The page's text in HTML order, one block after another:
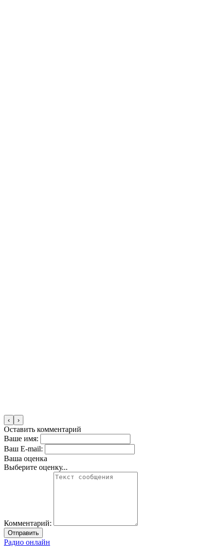
‹ ›
Оставить комментарий
Ваше имя:
Ваш E-mail:
Ваша оценка
Выберите оценку...
Комментарий:
Отправить
Радио онлайн